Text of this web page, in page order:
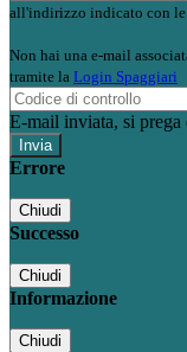
all'indirizzo indicato con le
Non hai una e-mail
tramite la Login Spaggiari
E-mail inviata, si prega
Errore
Chiudi
Successo
Chiudi
Informazione
Chiudi